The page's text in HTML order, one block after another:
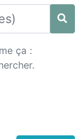
ça :